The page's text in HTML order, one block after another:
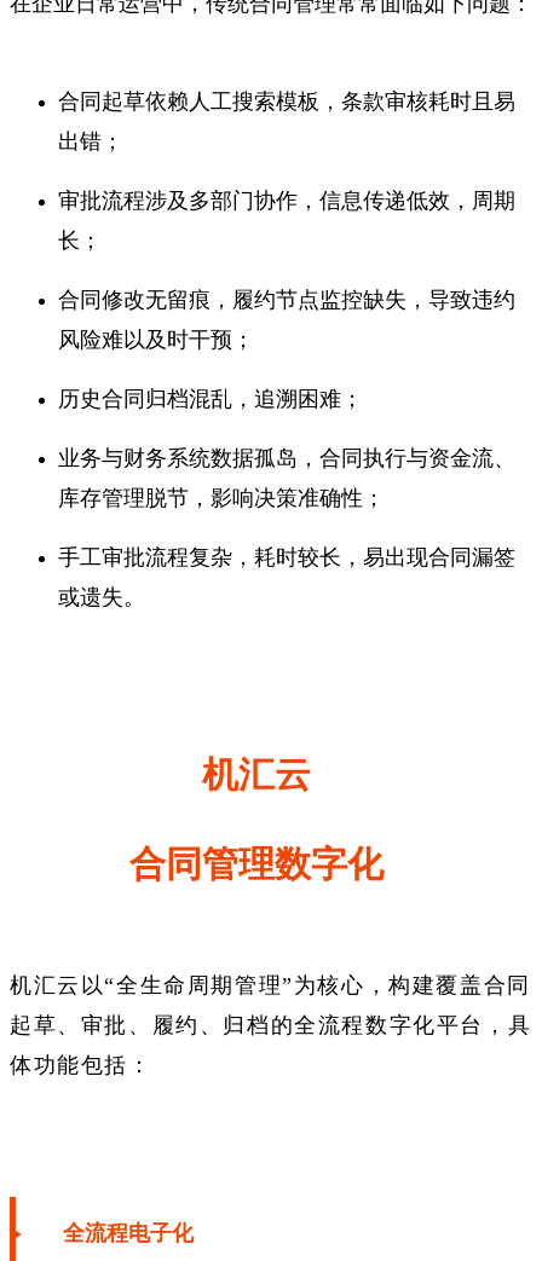
合同起草依赖人工搜索模板，条款审核耗时且易
出错；
审批流程涉及多部门协作，信息传递低效，周期
长；
合同修改无留痕，履约节点监控缺失，导致违约
风险难以及时干预；
历史合同归档混乱，追溯困难；
业务与财务系统数据孤岛，合同执行与资金流、
库存管理脱节，影响决策准确性；
手工审批流程复杂，耗时较长，易出现合同漏签
或遗失。
机汇云
合同管理数字化
机汇云以“全生命周期管理”为核心，构建覆盖合同
起草、审批、履约、归档的全流程数字化平台，具
体功能包括：
全流程电子化